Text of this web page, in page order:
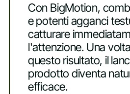
Con BigMotion,
e potenti agganci
catturare
l'attenzione. Una
questo risultato, il
prodotto diventa
efficace.